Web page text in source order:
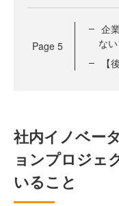
Page 5
企
な
【
社内イノベー
ョンプロジェ
いること